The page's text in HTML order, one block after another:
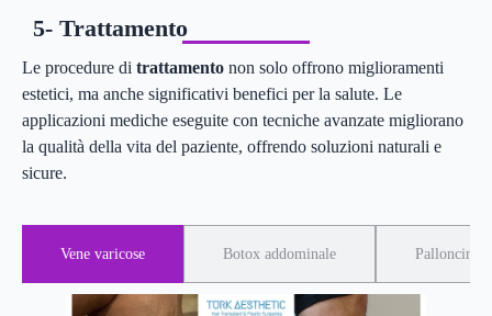
5- Trattamento
Le procedure di trattamento non solo offrono miglioramenti
estetici, ma anche significativi benefici per la salute. Le
applicazioni mediche eseguite con tecniche avanzate migliorano
la qualità della vita del paziente, offrendo soluzioni naturali e
sicure.
Vene varicose Botox addominale Palloncino